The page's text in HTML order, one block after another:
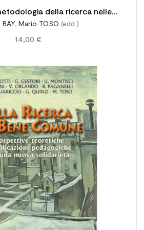
della ricerca nelle
Paradigmi esperienze
prospettive
, Mario TOSO (edd.)
14,00 €